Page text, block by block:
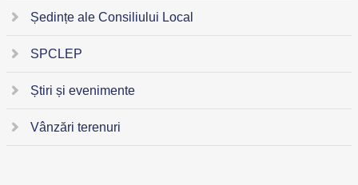
Ședințe ale Consiliului Local
SPCLEP
Știri și evenimente
Vânzări terenuri